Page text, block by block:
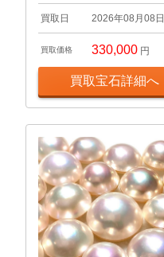
買取日 2026年08月08日
買取価格 330,000 円
買取宝石詳細へ